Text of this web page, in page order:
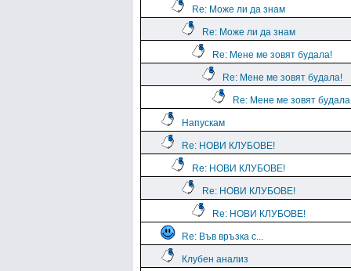
Re: Може ли да знам
Re: Може ли да знам
Re: Мене ме зовят будала!
Re: Мене ме зовят будала!
Re: Мене ме зовят
Напускам
Re: НОВИ КЛУБОВЕ!
Re: НОВИ КЛУБОВЕ!
Re: НОВИ КЛУБОВЕ!
Re: НОВИ КЛУБОВЕ!
Re: Във връзка с...
Клубен анализ